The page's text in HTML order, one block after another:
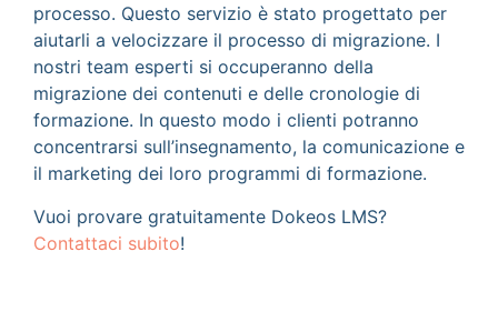
processo. Questo servizio è stato progettato per
aiutarli a velocizzare il processo di migrazione. I
nostri team esperti si occuperanno della
migrazione dei contenuti e delle cronologie di
formazione. In questo modo i clienti potranno
concentrarsi sull’insegnamento, la comunicazione e
il marketing dei loro programmi di formazione.
Vuoi provare gratuitamente Dokeos LMS?
Contattaci subito!